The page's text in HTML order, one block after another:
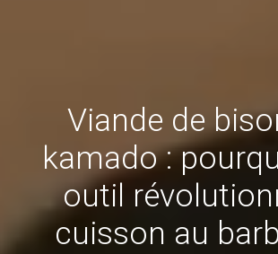
Viande de
kamado :
outil
cuisson au